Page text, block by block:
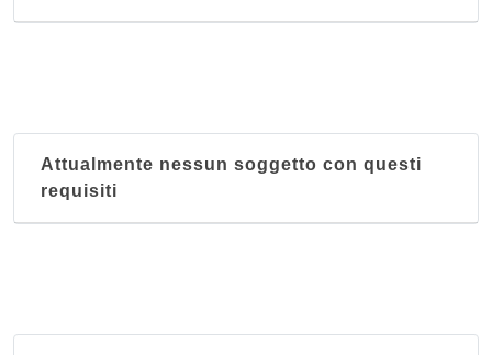
Attualmente nessun soggetto con questi
requisiti